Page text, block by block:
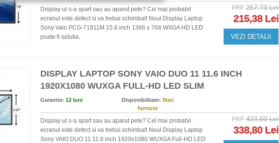
Display-ul s-a spart sau au aparut pete? Cel mai probabil
ecranul este defect si va trebui schimbat! Noul Display Laptop
Sony Vaio PCG-71811M 15.6 inch 1366 x 768 WXGA HD LED
poate fi solutia.
PRP 257,73 Lei
215,38 Lei
VEZI DETALII
DISPLAY LAPTOP SONY VAIO DUO 11 11.6 INCH
1920X1080 WUXGA FULL-HD LED SLIM
Garantie: 12 luni Disponibilitate: Stoc
furnizor
Display-ul s-a spart sau au aparut pete? Cel mai probabil
ecranul este defect si va trebui schimbat! Noul Display Laptop
Sony VAIO DUO 11 11.6 inch 1920x1080 WUXGA Full-HD LED
PRP 423,50 Lei
338,80 Lei